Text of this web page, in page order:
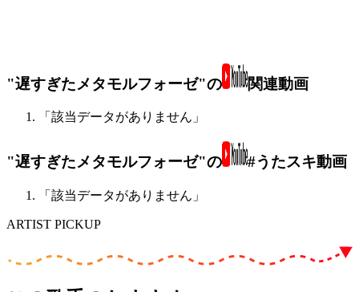
"遅すぎたメタモルフォーゼ"の 関連動画
「該当データがありません」
"遅すぎたメタモルフォーゼ"の #うたスキ動画
「該当データがありません」
ARTIST PICKUP